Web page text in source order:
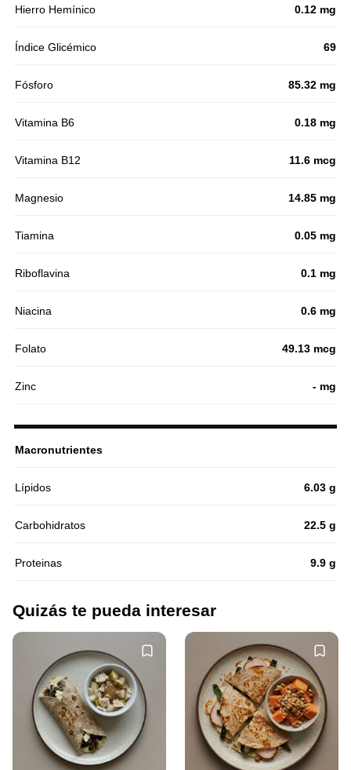
Hierro Hemínico 0.12 mg
Índice Glicémico 69
Fósforo 85.32 mg
Vitamina B6 0.18 mg
Vitamina B12 11.6 mcg
Magnesio 14.85 mg
Tiamina 0.05 mg
Riboflavina 0.1 mg
Niacina 0.6 mg
Folato 49.13 mcg
Zinc - mg
Macronutrientes
Lípidos 6.03 g
Carbohidratos 22.5 g
Proteinas 9.9 g
Quizás te pueda interesar